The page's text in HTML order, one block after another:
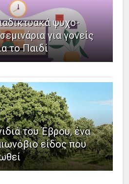
ψυχο-
για γονείς
το Παιδί
του Έβρου, ένα
είδος που